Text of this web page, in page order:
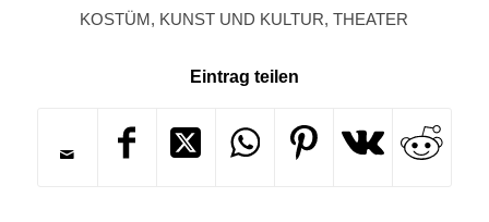
KOSTÜM, KUNST UND KULTUR,THEATER
Eintrag teilen